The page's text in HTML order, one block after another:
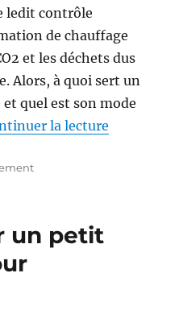
ledit contrôle
de chauffage
et les déchets dus
Alors, à quoi sert un
quel est son mode
la lecture
un petit